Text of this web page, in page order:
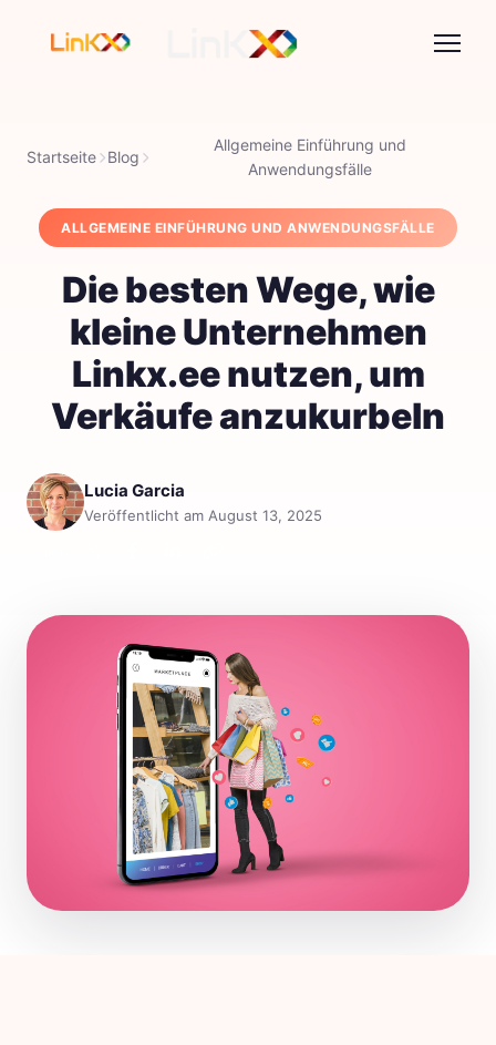
Startseite Blog
Allgemeine Einführung und
Anwendungsfälle
ALLGEMEINE EINFÜHRUNG UND ANWENDUNGSFÄLLE
Die besten Wege, wie
kleine Unternehmen
Linkx.ee nutzen, um
Verkäufe anzukurbeln
Lucia Garcia
Veröffentlicht am August 13, 2025